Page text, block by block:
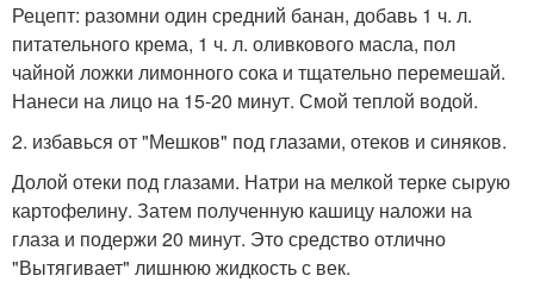
Рецепт: разомни один средний банан, добавь 1 ч. л.
питательного крема, 1 ч. л. оливкового масла, пол
чайной ложки лимонного сока и тщательно перемешай.
Нанеси на лицо на 15-20 минут. Смой теплой водой.
2. избавься от "Мешков" под глазами, отеков и синяков.
Долой отеки под глазами. Натри на мелкой терке сырую
картофелину. Затем полученную кашицу наложи на
глаза и подержи 20 минут. Это средство отлично
"Вытягивает" лишнюю жидкость с век.